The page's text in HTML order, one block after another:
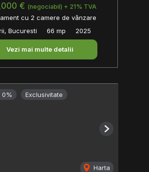
€ (negociabil) + 21% TVA
cu 2 camere de vânzare
Bucuresti
66 mp 2025
Vezi mai multe detalii
0% Exclusivitate
Harta
Next